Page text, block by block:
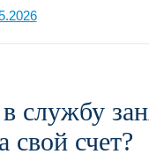
службу
свой счет?